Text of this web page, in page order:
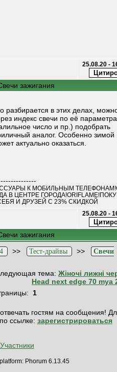
25.08.20 -
зажигания
разбирается в этих делах,
индекс свечи по её
число и пр.) подобрать
аналог. Особенно зимой
актуально оказаться.
К МОБИЛЬНЫМ
В ЦЕНТРЕ
И ДРУЗЕЙ С 23% СКИДКОЙ
25.08.20 -
зажигания
>> Тест-драйвы >>
Свечи
тема: Жіночі лижні
Head next edge 70 mya
1
гостям на сообщения!
ссылке: зарегистрироваться
Участники
Phorum 6.13.45